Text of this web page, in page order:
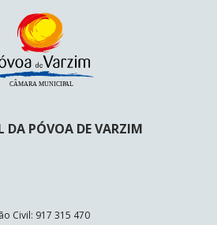
PÓVOA DE VARZIM
Civil: 917 315 470